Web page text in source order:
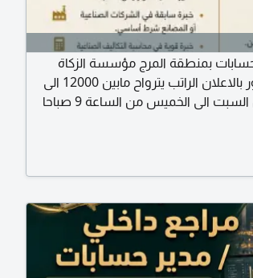
بمنطقة المرج مؤسسة الزكاة
الوصف الوظيفي كما هو مذكور بالاعلان الراتب يترواح مابين 12000 الى
15000 جنيه مواعيد العمل من السبت الى الخميس من الساعة 9 صباحا